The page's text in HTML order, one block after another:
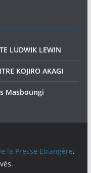
LUDWIK LEWIN
KOJIRO AKAGI
Masboungi
la Presse Etrangère.